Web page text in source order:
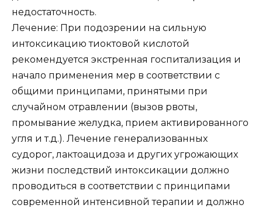
недостаточность.
Лечение: При подозрении на сильную
интоксикацию тиоктовой кислотой
рекомендуется экстренная госпитализация и
начало применения мер в соответствии с
общими принципами, принятыми при
случайном отравлении (вызов рвоты,
промывание желудка, прием активированного
угля и т.д.). Лечение генерализованных
судорог, лактоацидоза и других угрожающих
жизни последствий интоксикации должно
проводиться в соответствии с принципами
современной интенсивной терапии и должно